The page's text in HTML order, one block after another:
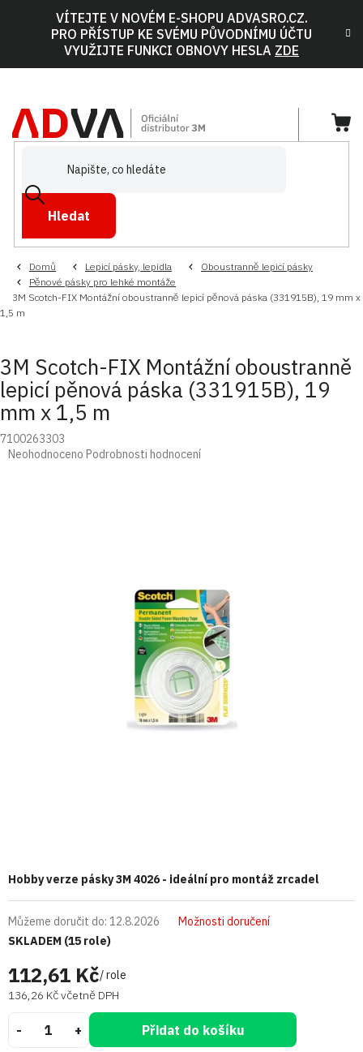
VÍTEJTE V NOVÉM E-SHOPU ADVASRO.CZ.
PRO PŘÍSTUP KE SVÉMU PŮVODNÍMU ÚČTU
VYUŽIJTE FUNKCI OBNOVY HESLA ZDE
Hledat
Domů Lepicí pásky, lepidla
Oboustranně lepicí pásky
Pěnové pásky pro lehké montáže
3M Scotch-FIX Montážní oboustranně lepicí pěnová páska (331915B), 19 mm x
1,5 m
3M Scotch-FIX Montážní oboustranně
lepicí pěnová páska (331915B), 19
mm x 1,5 m
7100263303
Průměrné
Neohodnoceno Podrobnosti hodnocení
112,61 Kč/ role
136,26 Kč včetně DPH
SKLADEM (15 role)
Můžeme doručit do: 12.8.2026 Možnosti doručení
Přidat do košíku
Hobby verze pásky 3M 4026 - ideální pro montáž zrcadel